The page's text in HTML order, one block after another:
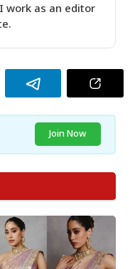
work as an editor
Join Now